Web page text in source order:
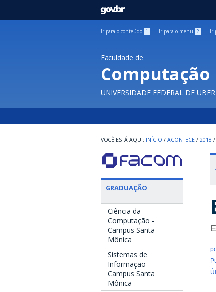
GOVBR
Ir para o conteúdo 1 Ir para o menu 2 Ir
Faculdade de
Computação
UNIVERSIDADE FEDERAL DE
INÍCIO / ACONTECE / 2018 /
GRADUAÇÃO
Ciência da
Computação -
Campus Santa
Mônica
Sistemas de
Informação -
Campus Santa
Mônica